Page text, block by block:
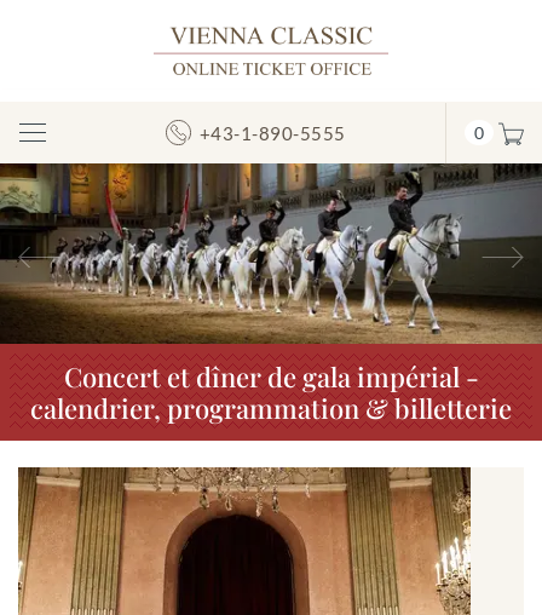
Afficher/masquer
la
navigation
+43-1-890-5555 0
Précédent
Concert et dîner de gala impérial -
calendrier, programmation & billetterie